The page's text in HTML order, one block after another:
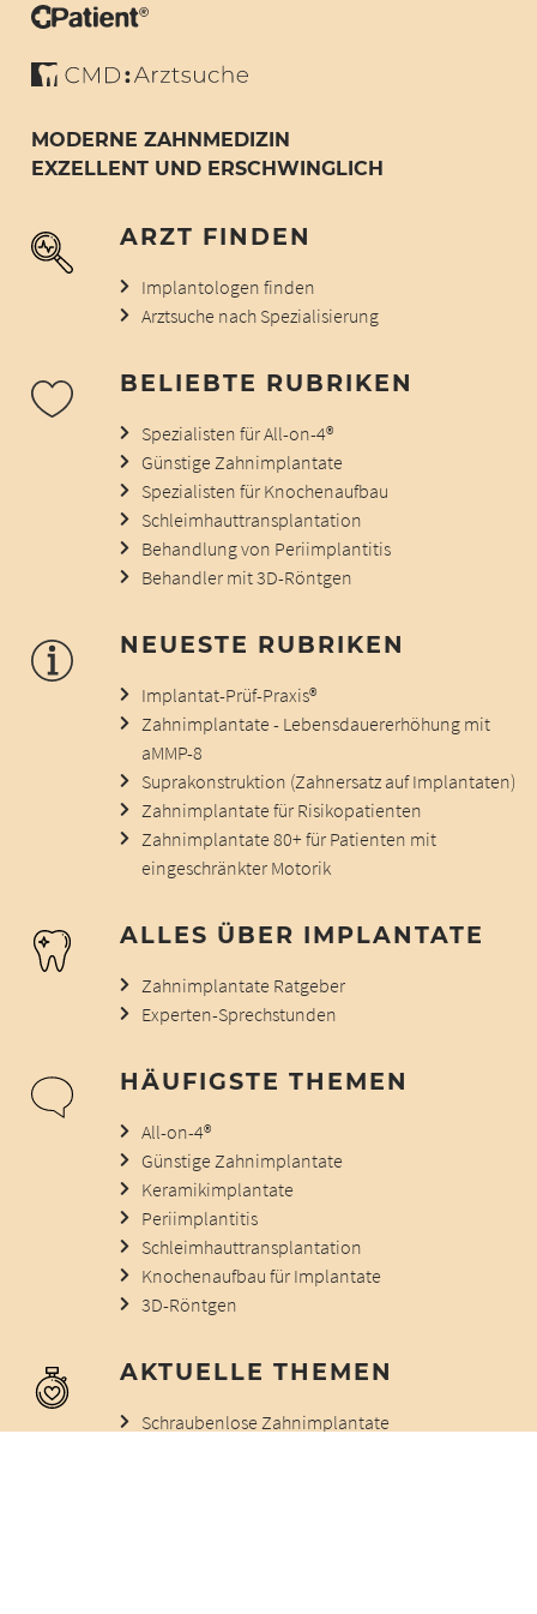
MODERNE ZAHNMEDIZIN
EXZELLENT UND ERSCHWINGLICH
ARZT FINDEN
Implantologen finden
Arztsuche nach Spezialisierung
BELIEBTE RUBRIKEN
Spezialisten für All-on-4®
Günstige Zahnimplantate
Spezialisten für Knochenaufbau
Schleimhauttransplantation
Behandlung von Periimplantitis
Behandler mit 3D-Röntgen
NEUESTE RUBRIKEN
Implantat-Prüf-Praxis®
Zahnimplantate - Lebensdauererhöhung mit
aMMP-8
Suprakonstruktion (Zahnersatz auf Implantaten)
Zahnimplantate für Risikopatienten
Zahnimplantate 80+ für Patienten mit
eingeschränkter Motorik
ALLES ÜBER IMPLANTATE
Zahnimplantate Ratgeber
Experten-Sprechstunden
HÄUFIGSTE THEMEN
All-on-4®
Günstige Zahnimplantate
Keramikimplantate
Periimplantitis
Schleimhauttransplantation
Knochenaufbau für Implantate
3D-Röntgen
AKTUELLE THEMEN
Schraubenlose Zahnimplantate